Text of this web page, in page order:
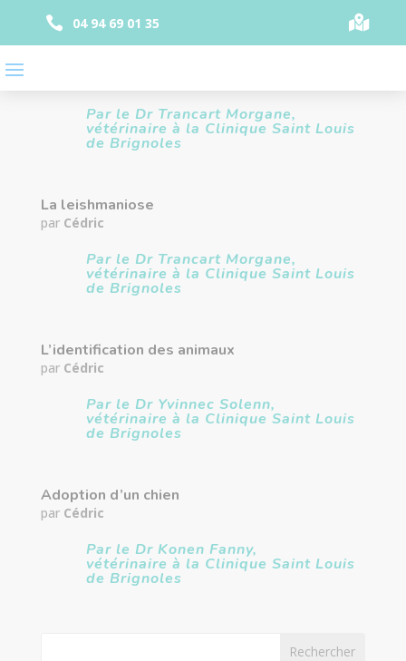
Panneau de gestion des cookies
 04 94 69 01 35 
Par le Dr Trancart Morgane,
vétérinaire à la Clinique Saint Louis
de Brignoles
La leishmaniose
par Cédric
Par le Dr Trancart Morgane,
vétérinaire à la Clinique Saint Louis
de Brignoles
L’identification des animaux
par Cédric
Par le Dr Yvinnec Solenn,
vétérinaire à la Clinique Saint Louis
de Brignoles
Adoption d’un chien
par Cédric
Par le Dr Konen Fanny,
vétérinaire à la Clinique Saint Louis
de Brignoles
Rechercher